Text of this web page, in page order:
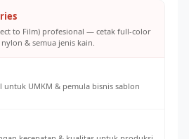
to Film) profesional — cetak full-color
& semua jenis kain.
UMKM & pemula bisnis sablon